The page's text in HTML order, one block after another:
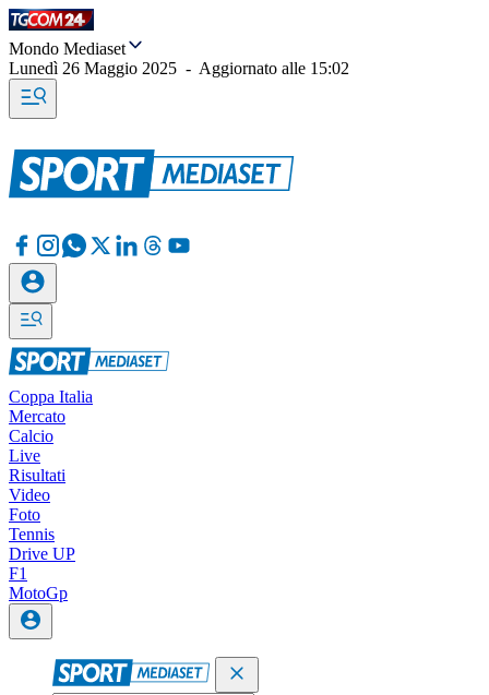
Mondo Mediaset
Lunedì 26 Maggio 2025 - Aggiornato alle 15:02
Coppa Italia
Mercato
Calcio
Live
Risultati
Video
Foto
Tennis
Drive UP
F1
MotoGp